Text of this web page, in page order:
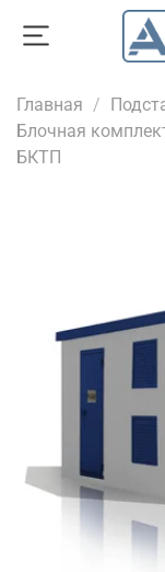
Главная
Блочная
БКТП